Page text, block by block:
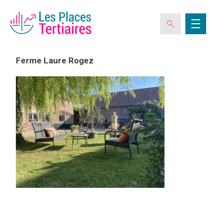
ESPACE ADHÉRENT
L’ASSOCIATION
LES CLUBS DES PLACES TERTIAIRES
VERIQUALIS
Ferme Laure Rogez